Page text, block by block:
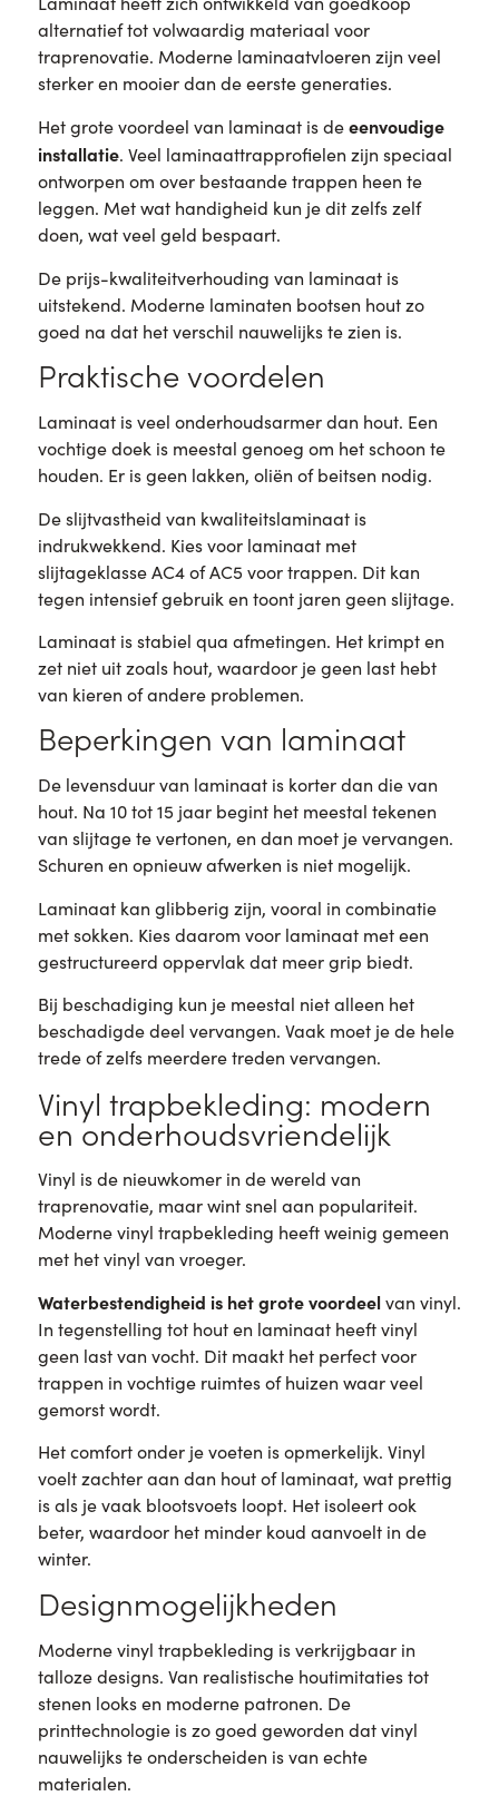
alternatief tot volwaardig materiaal voor
traprenovatie. Moderne laminaatvloeren zijn veel
sterker en mooier dan de eerste generaties.
Het grote voordeel van laminaat is deeenvoudige
installatie. Veel laminaattrapprofielen zijn speciaal
ontworpen om over bestaande trappen heen te
leggen. Met wat handigheid kun je dit zelfs zelf
doen, wat veel geld bespaart.
De prijs-kwaliteitverhouding van laminaat is
uitstekend. Moderne laminaten bootsen hout zo
goed na dat het verschil nauwelijks te zien is.
Praktische voordelen
Laminaat is veel onderhoudsarmer dan hout. Een
vochtige doek is meestal genoeg om het schoon te
houden. Er is geen lakken, oliën of beitsen nodig.
De slijtvastheid van kwaliteitslaminaat is
indrukwekkend. Kies voor laminaat met
slijtageklasse AC4 of AC5 voor trappen. Dit kan
tegen intensief gebruik en toont jaren geen slijtage.
Laminaat is stabiel qua afmetingen. Het krimpt en
zet niet uit zoals hout, waardoor je geen last hebt
van kieren of andere problemen.
Beperkingen van laminaat
De levensduur van laminaat is korter dan die van
hout. Na 10 tot 15 jaar begint het meestal tekenen
van slijtage te vertonen, en dan moet je vervangen.
Schuren en opnieuw afwerken is niet mogelijk.
Laminaat kan glibberig zijn, vooral in combinatie
met sokken. Kies daarom voor laminaat met een
gestructureerd oppervlak dat meer grip biedt.
Bij beschadiging kun je meestal niet alleen het
beschadigde deel vervangen. Vaak moet je de hele
trede of zelfs meerdere treden vervangen.
Vinyl trapbekleding: modern
en onderhoudsvriendelijk
Vinyl is de nieuwkomer in de wereld van
traprenovatie, maar wint snel aan populariteit.
Moderne vinyl trapbekleding heeft weinig gemeen
met het vinyl van vroeger.
Waterbestendigheid is het grote voordeelvan vinyl.
In tegenstelling tot hout en laminaat heeft vinyl
geen last van vocht. Dit maakt het perfect voor
trappen in vochtige ruimtes of huizen waar veel
gemorst wordt.
Het comfort onder je voeten is opmerkelijk. Vinyl
voelt zachter aan dan hout of laminaat, wat prettig
is als je vaak blootsvoets loopt. Het isoleert ook
beter, waardoor het minder koud aanvoelt in de
winter.
Designmogelijkheden
Moderne vinyl trapbekleding is verkrijgbaar in
talloze designs. Van realistische houtimitaties tot
stenen looks en moderne patronen. De
printtechnologie is zo goed geworden dat vinyl
nauwelijks te onderscheiden is van echte
materialen.